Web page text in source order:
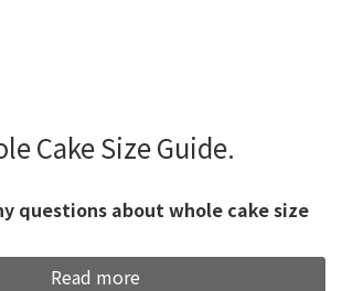
Cake Size Guide.
questions about whole cake size
Read more